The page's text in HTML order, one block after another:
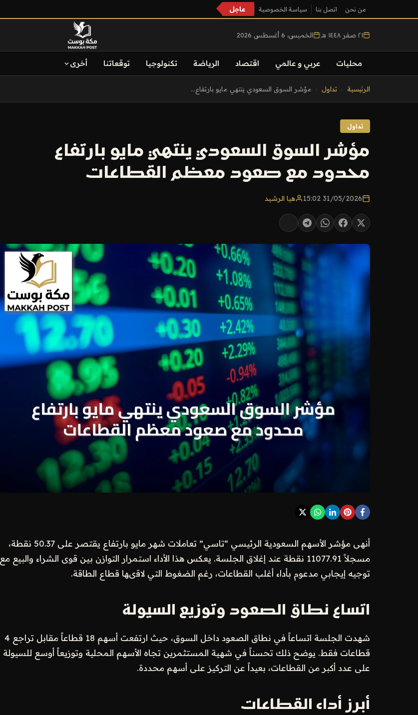
من نحن اتصل بنا سياسة الخصوصية عاجل
٢١ صفر ١٤٤٨ هـ | الخميس، 6 أغسطس 2026
محليات عربي و عالمي اقتصاد الرياضة تكنولوجيا توقعاتنا أخرى
الرئيسية تداول مؤشر السوق السعودي ينتهي مايو بارتفاع...
تداول
مؤشر السوق السعودي ينتهي مايو بارتفاع
محدود مع صعود معظم القطاعات
31/05/2026 15:02 هيا الرشيد
أنهى مؤشر الأسهم السعودية الرئيسي “تاسي” تعاملات شهر مايو بارتفاع يقتصر على 50.37 نقطة،
مسجلاً 11077.91 نقطة عند إغلاق الجلسة. يعكس هذا الأداء استمرار التوازن بين قوى الشراء والبيع مع
توجيه إيجابي مدعوم بأداء أغلب القطاعات، رغم الضغوط التي لاقىها قطاع الطاقة.
اتساع نطاق الصعود وتوزيع السيولة
شهدت الجلسة اتساعاً في نطاق الصعود داخل السوق، حيث ارتفعت أسهم 18 قطاعاً مقابل تراجع 4
قطاعات فقط. يوضح ذلك تحسناً في شهية المستثمرين تجاه الأسهم المحلية وتوزيعاً أوسع للسيولة
على عدد أكبر من القطاعات، بعيداً عن التركيز على أسهم محددة.
أبرز أداء القطاعات